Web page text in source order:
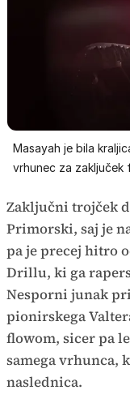
Masayah je bila
vrhunec za zaključek
Zaključni trojček
Primorski, saj je
pa je precej hitro
Drillu, ki ga
Nesporni junak
pionirskega
flowom, sicer pa
samega vrhunca,
naslednica.